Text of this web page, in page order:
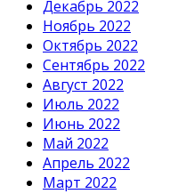
Декабрь 2022
Ноябрь 2022
Октябрь 2022
Сентябрь 2022
Август 2022
Июль 2022
Июнь 2022
Май 2022
Апрель 2022
Март 2022